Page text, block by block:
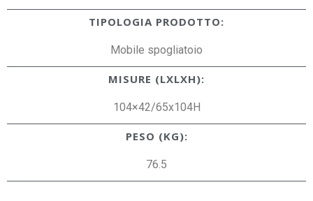
TIPOLOGIA PRODOTTO:
Mobile spogliatoio
MISURE (LXLXH):
104×42/65x104H
PESO (KG):
76.5